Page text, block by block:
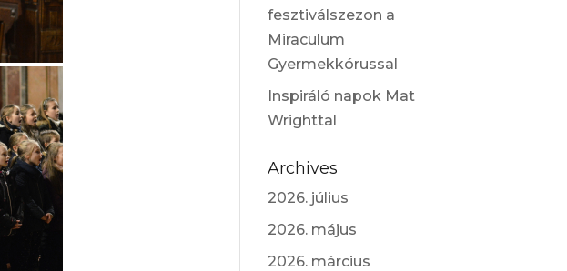
fesztiválszezon a
Miraculum
Gyermekkórussal
Inspiráló napok Mat
Wrighttal
Archives
2026. július
2026. május
2026. március